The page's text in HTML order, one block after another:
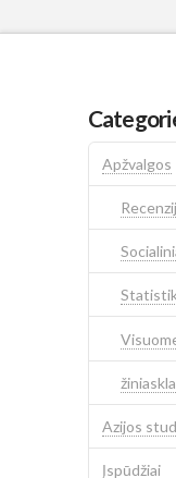
Apžvalgos
Azijos
Įspūdžiai